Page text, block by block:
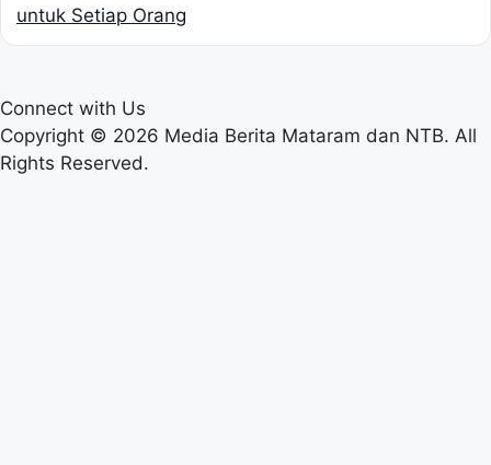
untuk Setiap Orang
Connect with Us
Copyright © 2026 Media Berita Mataram dan NTB. All
Rights Reserved.